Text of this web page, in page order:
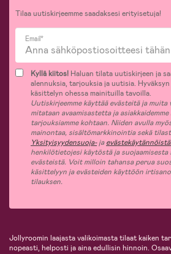
Tilaa uutiskirjeemme saadaksesi erityisetuja!
Email*
Kyllä kiitos! Haluan tilata uutiskirjeen ja
alennuksia, tarjouksia ja uutisia.
käsittelyn ohessa mainituilla tavoilla.
Uutiskirjeemme käyttää evästeitä ja
mitataan avaamisastetta ja
tarjouksiamme kohtaan. Niiden avulla
mainontaa, sisältömarkkinointia sekä
Yksityisyydensuoja-ja
henkilötietojesi käytöstä ja suojaamisesta
evästeistä. Voit milloin tahansa perua
käsittelyyn ja evästeiden käyttöön
tilauksen.
Jollyroomin laajasta valikoimasta tilaat kaiken
nopeasti, helposti ja aina edullisin hinnoin.